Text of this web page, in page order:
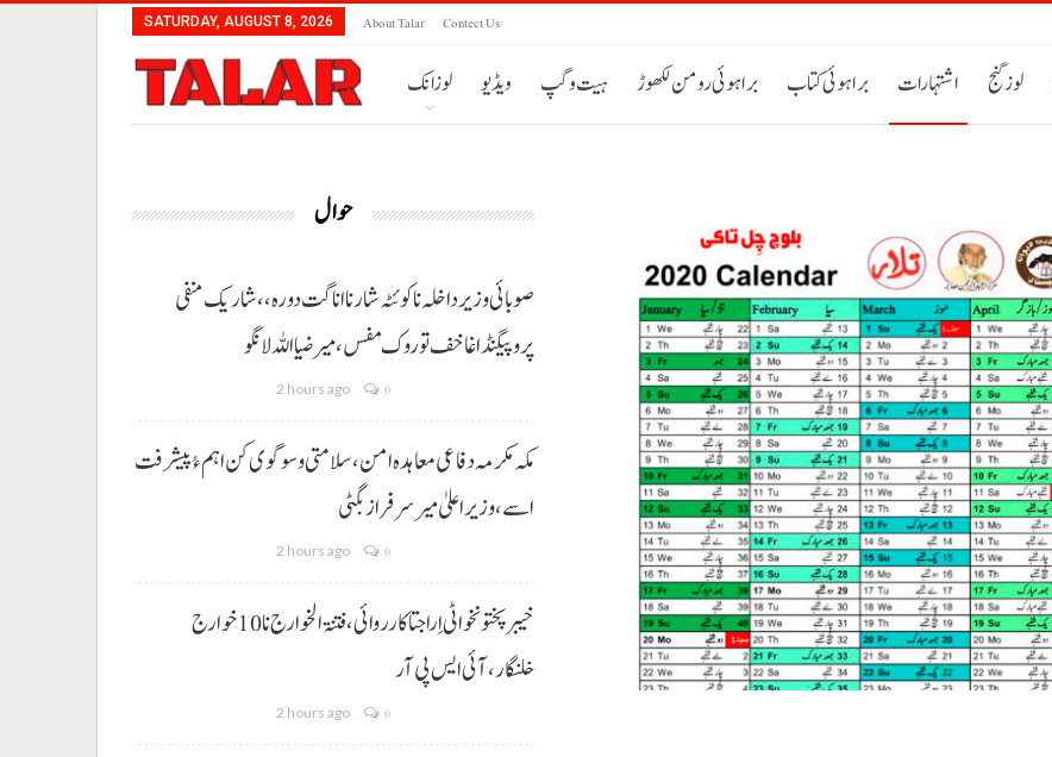
SATURDAY, AUGUST 8, 2026 About Talar Contect Us
لوزانک ویڈیو ہیت و گپ براہوئی رومن لکھوڑ براہوئی کتاب اشتہارات لوز گنج
حوال
صوبائی وزیر داخلہ نا کوئٹہ شار نا اناگت دورہ،، شاریک منفی
پروپیگنڈا غا خف توروک مفس، میر ضیا اللہ لانگو
2 hours ago 0
مکہ مکرمہ دفاعی معاہدہ امن، سلامتی و سوگوی کن اہم ءُ پیشرفت
اسے،وزیراعلیٰ میر سرفراز بگٹی
2 hours ago 0
خیبر پختونخوا ٹی اِرا جتا کارروائی، فتنۃ الخوارج نا 10خوارج
خلنگار،آئی ایس پی آر
2 hours ago 0